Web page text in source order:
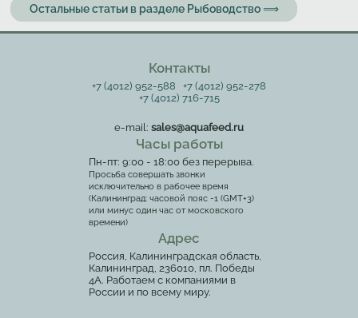
Остальные статьи в разделе Рыбоводство ⟹
Контакты
+7 (4012) 952-588
+7 (4012) 952-278
+7 (4012) 716-715
e-mail: sales@aquafeed.ru
Часы работы
Пн-пт: 9:00 - 18:00 без перерыва.
Просьба совершать звонки
исключительно в рабочее время
(Калининград: часовой пояс -1 (GMT+3)
или минус один час от московского
времени)
Адрес
Россия, Калининградская область,
Калининград, 236010, пл. Победы
4А. Работаем с компаниями в
России и по всему миру.